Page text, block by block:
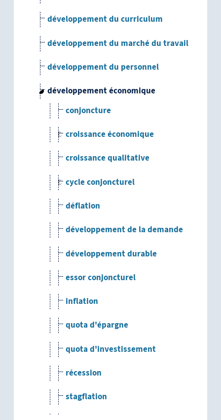
développement du curriculum
développement du marché du travail
développement du personnel
développement économique
conjoncture
croissance économique
croissance qualitative
cycle conjoncturel
déflation
développement de la demande
développement durable
essor conjoncturel
inflation
quota d'épargne
quota d'investissement
récession
stagflation